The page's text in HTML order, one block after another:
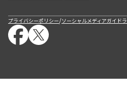
プライバシーポリシー/ソーシャルメディアガイド